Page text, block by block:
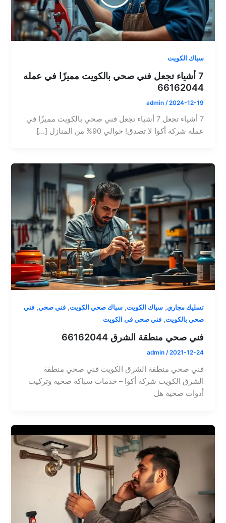
سباك الكويت
7 أشياء تجعل فني صحي بالكويت مميزًا في عمله
66162044
admin /2024-12-19
7 أشياء تجعل 7 أشياء تجعل فني صحي بالكويت مميزًا في
عمله شركة أكوا لا تصدق! حوالي 90% من المنازل […]
تسليك مجاري,سباك الكويت,سباك صحي الكويت,فني صحي,فني
صحي بالكويت,فني صحي فى الكويت
فني صحي منطقة الشرق 66162044
admin /2021-12-24
فني صحي منطقة الشرق الكويت فني صحي منطقة
الشرق الكويت شركة أكوا – خدمات سباكة صحية وتركيب
أدوات صحية هل